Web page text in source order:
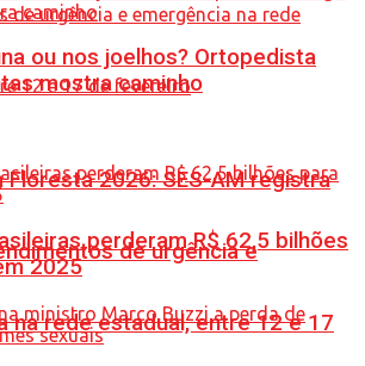
Floresta 2026: SES-AM registra
de urgência e
na rede estadual, entre 12 e 17
ou nos joelhos? Ortopedista
mostra caminho
perderam R$ 62,5 bilhões
2025